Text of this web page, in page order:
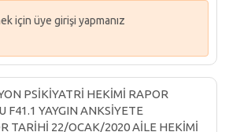
için üye girişi yapmanız
PSİKİYATRİ HEKİMİ RAPOR
F41.1 YAYGIN ANKSİYETE
TARİHİ 22/OCAK/2020 AİLE HEKİMİ